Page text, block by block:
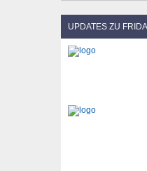
UPDATES ZU